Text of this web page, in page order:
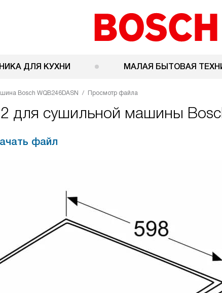
ДЛЯ КУХНИ МАЛАЯ БЫТОВАЯ
Bosch WQB246DASN Просмотр файла
для сушильной машины
файл